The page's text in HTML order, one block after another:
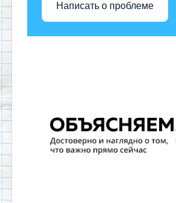
Написать о проблеме